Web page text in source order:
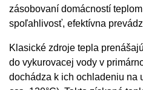
zásobovaní domácností
spoľahlivosť, efektívna
Klasické zdroje tepla
do vykurovacej vody v
dochádza k ich ochladeniu na